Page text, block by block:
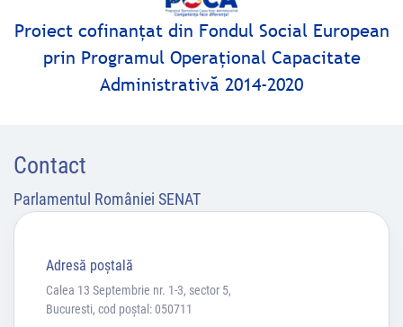
Proiect cofinanţat din Fondul Social European
prin Programul Operaţional Capacitate
Administrativă 2014-2020
Contact
Parlamentul României SENAT
Adresă poştală
Calea 13 Septembrie nr. 1-3, sector 5,
Bucuresti, cod poștal: 050711